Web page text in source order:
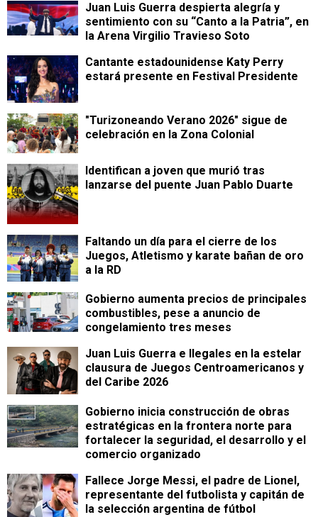
Juan Luis Guerra despierta alegría y
sentimiento con su “Canto a la Patria”, en
la Arena Virgilio Travieso Soto
Cantante estadounidense Katy Perry
estará presente en Festival Presidente
"Turizoneando Verano 2026" sigue de
celebración en la Zona Colonial
Identifican a joven que murió tras
lanzarse del puente Juan Pablo Duarte
Faltando un día para el cierre de los
Juegos, Atletismo y karate bañan de oro
a la RD
Gobierno aumenta precios de principales
combustibles, pese a anuncio de
congelamiento tres meses
Juan Luis Guerra e Ilegales en la estelar
clausura de Juegos Centroamericanos y
del Caribe 2026
Gobierno inicia construcción de obras
estratégicas en la frontera norte para
fortalecer la seguridad, el desarrollo y el
comercio organizado
Fallece Jorge Messi, el padre de Lionel,
representante del futbolista y capitán de
la selección argentina de fútbol